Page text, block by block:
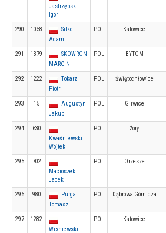
Jastrzębski
Igor
290 1058
Sitko
Adam
POL Katowice
291 1379
SKOWRON
MARCIN
POL BYTOM
292 1222
Tokarz
Piotr
POL Świętochłowice
293 15
Augustyn
Jakub
POL Gliwice
294
630
Kwaśniewski
Wojtek
POL Żory
295
702
Macioszek
Jacek
POL Orzesze
296 980
Purgal
Tomasz
POL Dąbrowa Górnicza
297
1282
Wisniewski
POL Katowice